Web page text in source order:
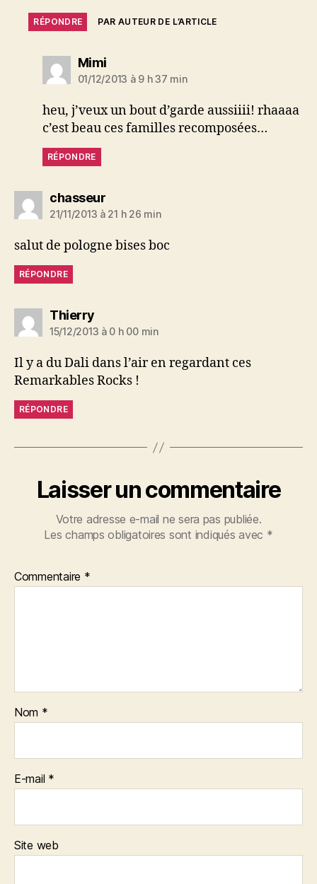
RÉPONDRE PAR AUTEUR DE L’ARTICLE
Mimidit :
01/12/2013 à 9 h 37 min
heu, j’veux un bout d’garde aussiiii! rhaaaa
c’est beau ces familles recomposées…
RÉPONDRE
chasseurdit :
21/11/2013 à 21 h 26 min
salut de pologne bises boc
RÉPONDRE
Thierrydit :
15/12/2013 à 0 h 00 min
Il y a du Dali dans l’air en regardant ces
Remarkables Rocks !
RÉPONDRE
Laisser un commentaire
Votre adresse e-mail ne sera pas publiée.
Les champs obligatoires sont indiqués avec *
Commentaire *
Nom *
E-mail *
Site web